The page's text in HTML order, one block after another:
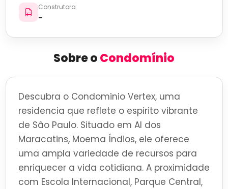
Construtora
-
Sobre oCondomínio
Descubra o Condominio Vertex, uma
residencia que reflete o espirito vibrante
de São Paulo. Situado em Al dos
Maracatins, Moema Índios, ele oferece
uma ampla variedade de recursos para
enriquecer a vida cotidiana. A proximidade
com Escola Internacional, Parque Central,